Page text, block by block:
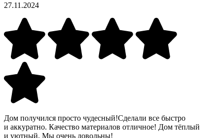
27.11.2024
Дом получился просто чудесный!Сделали все быстро
и аккуратно. Качество материалов отличное! Дом тёплый
и уютный. Мы очень довольны!